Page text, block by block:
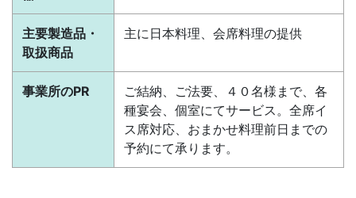
主要製造品・
取扱商品
主に日本料理、会席料理の提供
事業所のPR
ご結納、ご法要、４０名様まで、各
種宴会、個室にてサービス。全席イ
ス席対応、おまかせ料理前日までの
予約にて承ります。